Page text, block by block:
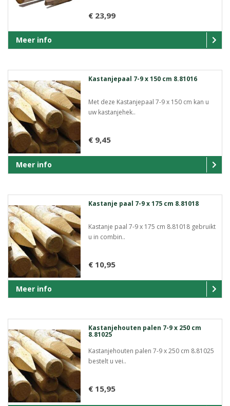
€ 23,99
Meer info
Kastanjepaal 7-9 x 150 cm 8.81016
Met deze Kastanjepaal 7-9 x 150 cm kan u
uw kastanjehek..
€ 9,45
Meer info
Kastanje paal 7-9 x 175 cm 8.81018
Kastanje paal 7-9 x 175 cm 8.81018 gebruikt
u in combin..
€ 10,95
Meer info
Kastanjehouten palen 7-9 x 250 cm
8.81025
Kastanjehouten palen 7-9 x 250 cm 8.81025
bestelt u vei..
€ 15,95